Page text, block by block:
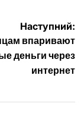
Наступний:
впаривают
деньги через
интернет